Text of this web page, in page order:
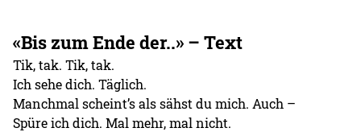
«Bis zum Ende der..» – Text
Tik, tak. Tik, tak.
Ich sehe dich. Täglich.
Manchmal scheint’s als sähst du mich. Auch –
Spüre ich dich. Mal mehr, mal nicht.